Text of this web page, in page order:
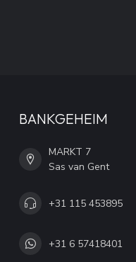
BANKGEHEIM
MARKT 7
Sas van Gent
+31 115 453895
+31 6 57418401